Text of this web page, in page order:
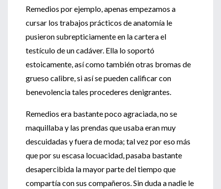
Remedios por ejemplo, apenas empezamos a
cursar los trabajos prácticos de anatomía le
pusieron subrepticiamente en la cartera el
testículo de un cadáver. Ella lo soportó
estoicamente, así como también otras bromas de
grueso calibre, si así se pueden calificar con
benevolencia tales procederes denigrantes.
Remedios era bastante poco agraciada, no se
maquillaba y las prendas que usaba eran muy
descuidadas y fuera de moda; tal vez por eso más
que por su escasa locuacidad, pasaba bastante
desapercibida la mayor parte del tiempo que
compartía con sus compañeros. Sin duda a nadie le